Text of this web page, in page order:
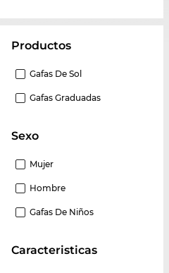
Productos
Gafas De Sol
Gafas Graduadas
Sexo
Mujer
Hombre
Gafas De Niños
Caracteristicas